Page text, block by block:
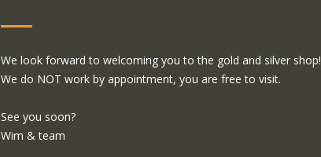
We look forward to welcoming you to the gold and silver shop!
We do NOT work by appointment, you are free to visit.
See you soon?
Wim & team